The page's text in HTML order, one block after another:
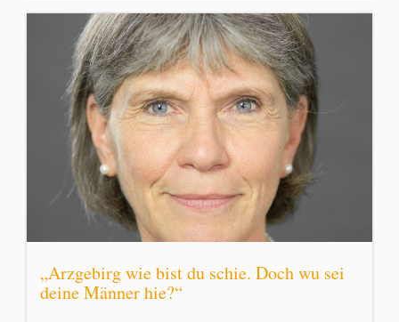
„Arzgebirg wie bist du schie. Doch wu sei
deine Männer hie?“